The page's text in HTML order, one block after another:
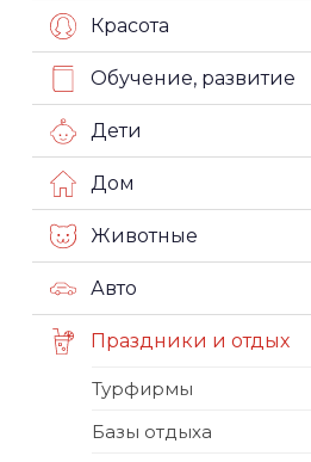
Красота
Обучение, развитие
Дети
Дом
Животные
Авто
Праздники и отдых
Турфирмы
Базы отдыха